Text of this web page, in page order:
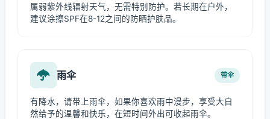
属弱紫外线辐射天气，无需特别防护。若长期在户外，
建议涂擦SPF在8-12之间的防晒护肤品。
雨伞 带伞
有降水，请带上雨伞，如果你喜欢雨中漫步，享受大自
然给予的温馨和快乐，在短时间外出可收起雨伞。